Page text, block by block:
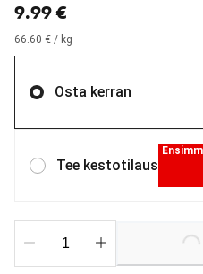
9.99 €
66.60 € / kg
Osta kerran
Tee kestotilaus
Loading...